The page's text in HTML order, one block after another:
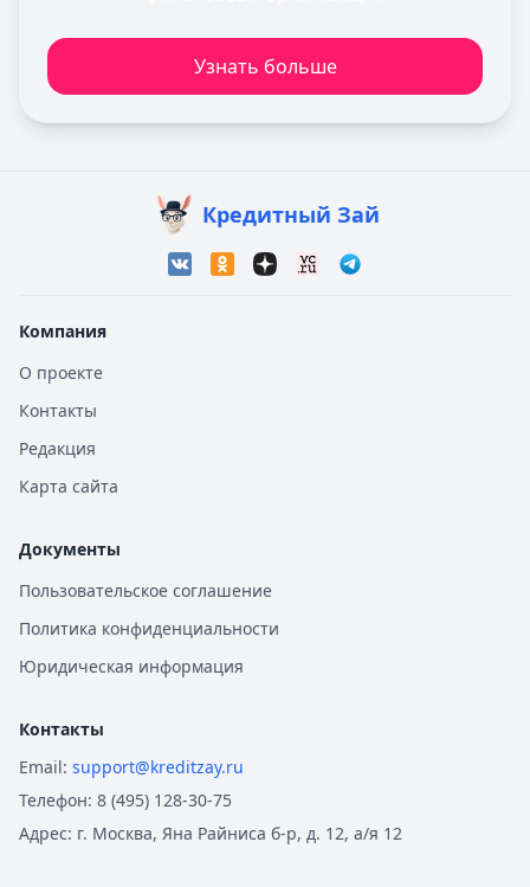
Узнать больше
Кредитный Зай
Компания
О проекте
Контакты
Редакция
Карта сайта
Документы
Пользовательское соглашение
Политика конфиденциальности
Юридическая информация
Контакты
Email: support@kreditzay.ru
Телефон: 8 (495) 128-30-75
Адрес: г. Москва, Яна Райниса б-р, д. 12, а/я 12